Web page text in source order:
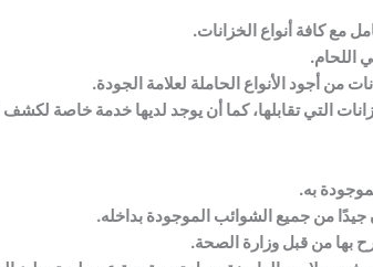
مع كافة أنواع الخزانات.
اللحام.
أجود الأنواع الحاملة لعلامة الجودة.
التي تقابلها، كما أن يوجد لديها خدمة خاصة لكشف
به.
من جميع الشوائب الموجودة بداخله.
بها من قبل وزارة الصحة.